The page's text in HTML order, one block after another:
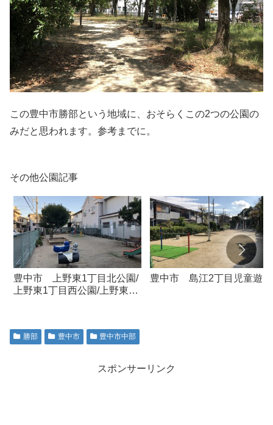
この豊中市勝部という地域に、おそらくこの2つの公園の
みだと思われます。参考までに。
その他公園記事
豊中市 上野東1丁目北公園/
上野東1丁目西公園/上野東1
豊中市 島江2丁目児童遊園
勝部 豊中市 豊中市中部
スポンサーリンク